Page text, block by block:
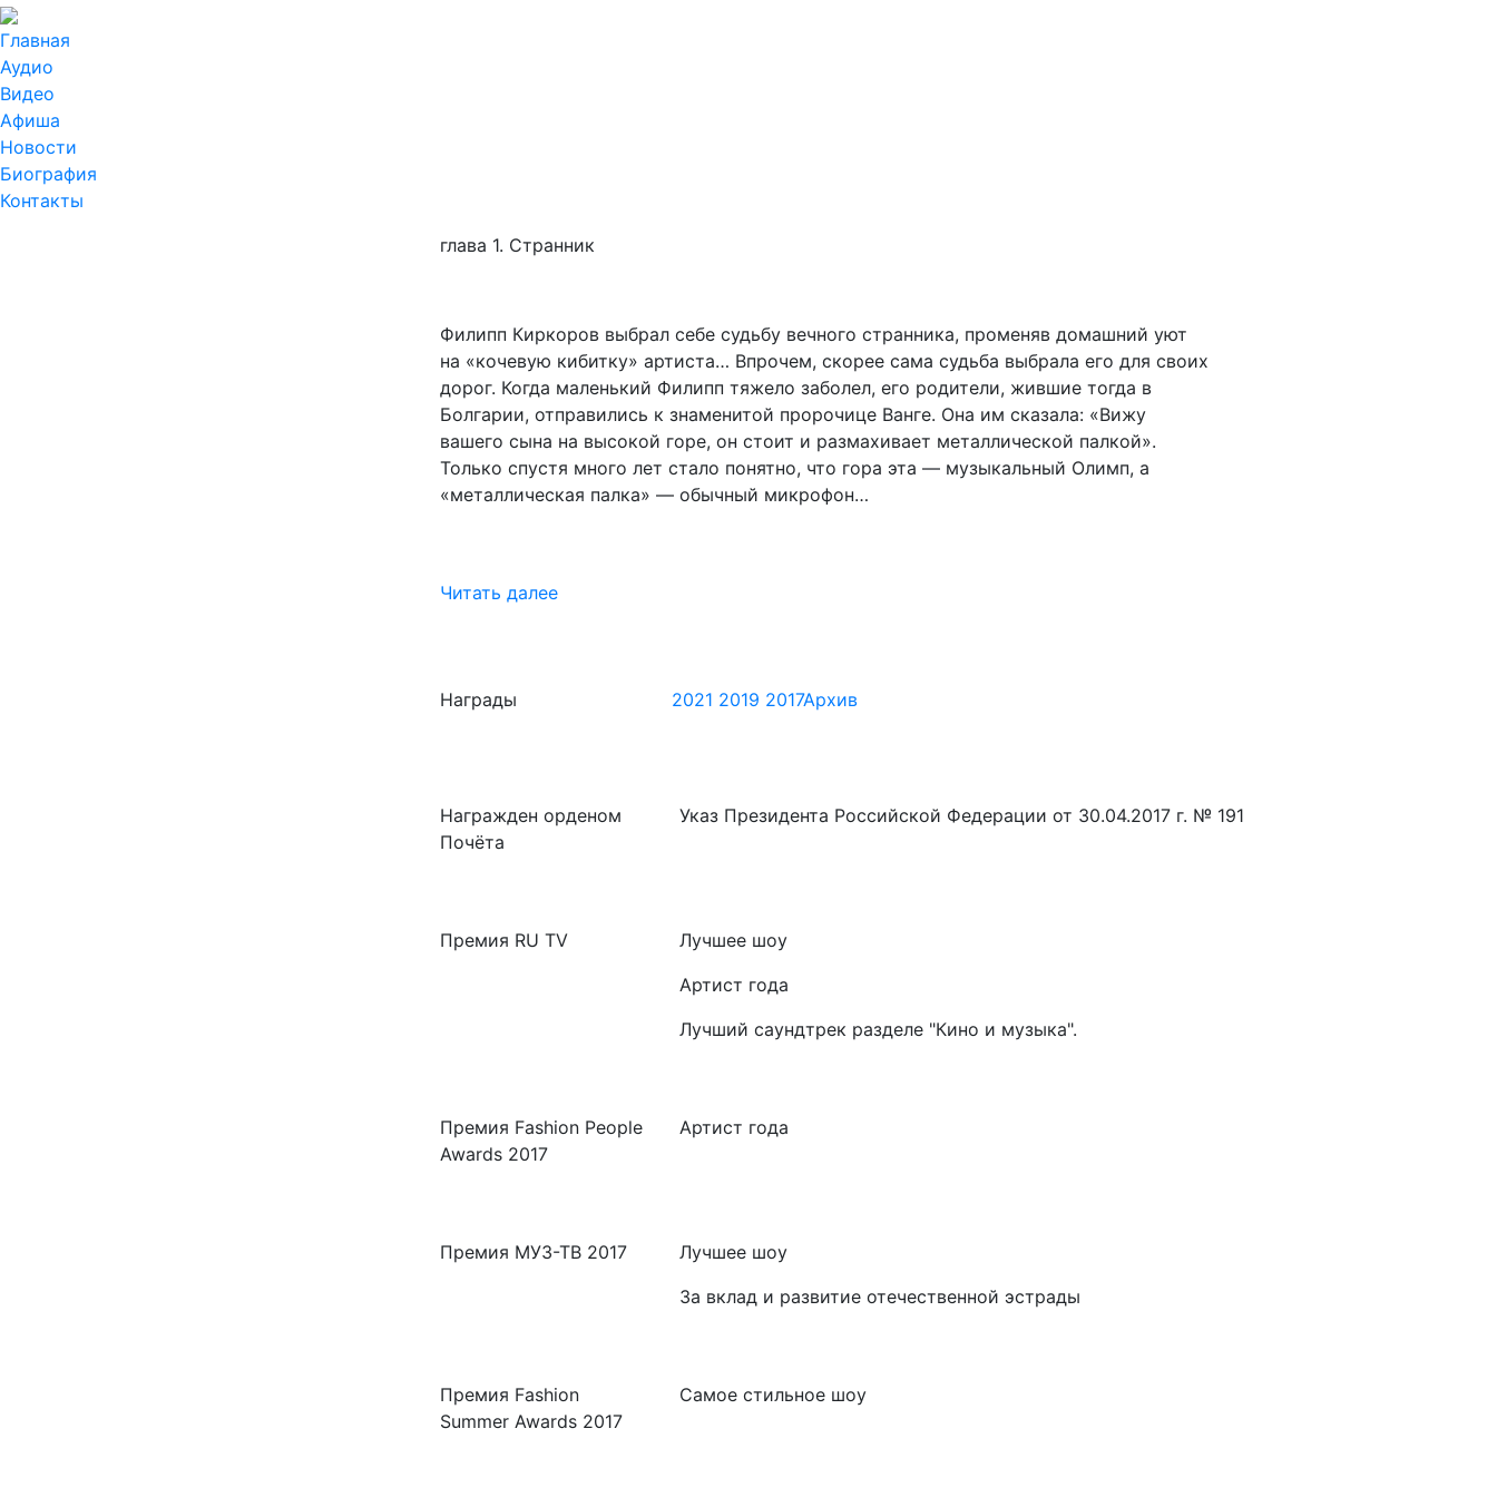
Главная
Аудио
Видео
Афиша
Новости
Биография
Контакты
глава 1. Странник
Филипп Киркоров выбрал себе судьбу вечного странника, променяв домашний уют
на «кочевую кибитку» артиста… Впрочем, скорее сама судьба выбрала его для своих
дорог. Когда маленький Филипп тяжело заболел, его родители, жившие тогда в
Болгарии, отправились к знаменитой пророчице Ванге. Она им сказала: «Вижу
вашего сына на высокой горе, он стоит и размахивает металлической палкой».
Только спустя много лет стало понятно, что гора эта — музыкальный Олимп, а
«металлическая палка» — обычный микрофон…
Читать далее
Награды 2021 2019 2017Архив
Награжден орденом
Почёта
Указ Президента Российской Федерации от 30.04.2017 г. № 191
Премия RU TV
Лучшее шоу
Артист года
Лучший саундтрек разделе "Кино и музыка".
Премия Fashion People
Awards 2017
Артист года
Премия МУЗ-ТВ 2017
Лучшее шоу
За вклад и развитие отечественной эстрады
Премия Fashion
Summer Awards 2017
Самое стильное шоу